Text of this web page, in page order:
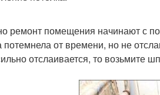
ремонт помещения начинают с
потемнела от времени, но не
отслаивается, то возьмите